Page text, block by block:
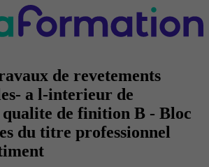
de revetements
a l-interieur de
de finition B - Bloc
du titre professionnel